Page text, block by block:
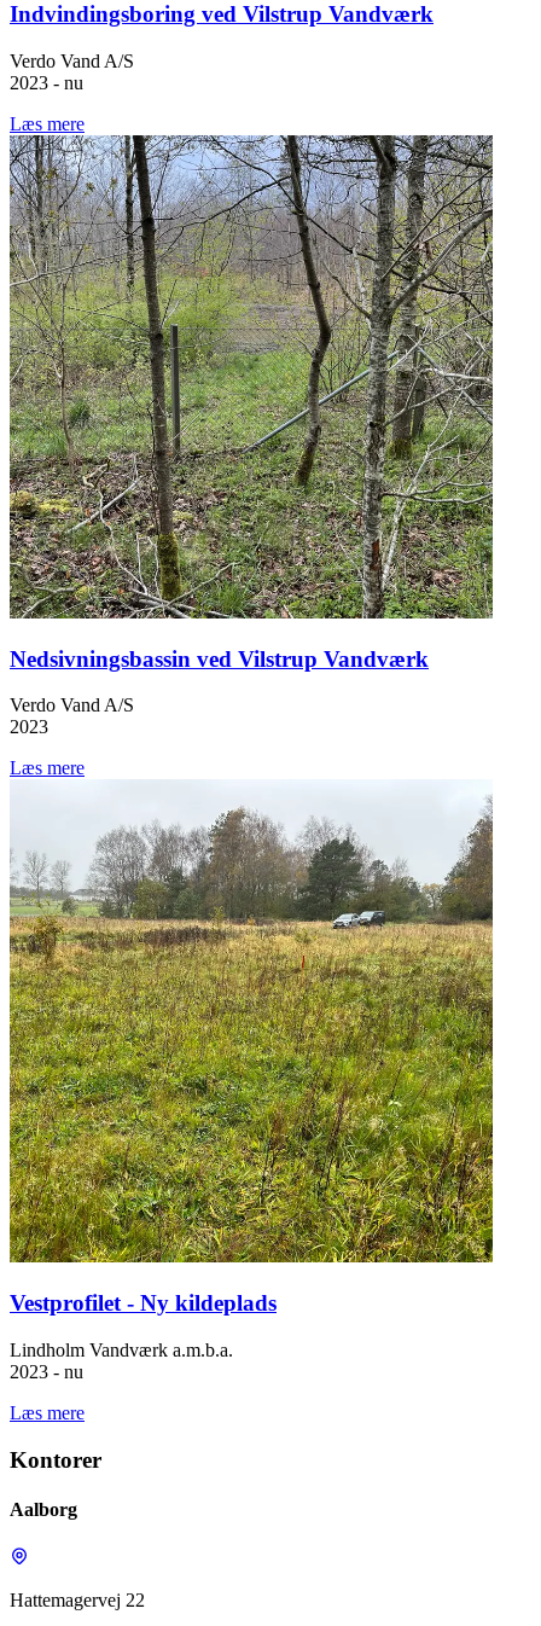
Indvindingsboring ved Vilstrup Vandværk
Verdo Vand A/S
2023 - nu
Læs mere
Nedsivningsbassin ved Vilstrup Vandværk
Verdo Vand A/S
2023
Læs mere
Vestprofilet - Ny kildeplads
Lindholm Vandværk a.m.b.a.
2023 - nu
Læs mere
Kontorer
Aalborg
Hattemagervej 22